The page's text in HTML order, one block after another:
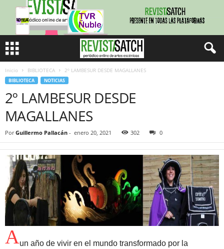
Inicio BIBLIOTECA 2º LAMBESUR DESDE MAGALLANES
BIBLIOTECA NOTICIAS
2º LAMBESUR DESDE
MAGALLANES
Por Guillermo Pallacán - enero 20, 2021 302 0
Aun año de vivir en el mundo transformado por la